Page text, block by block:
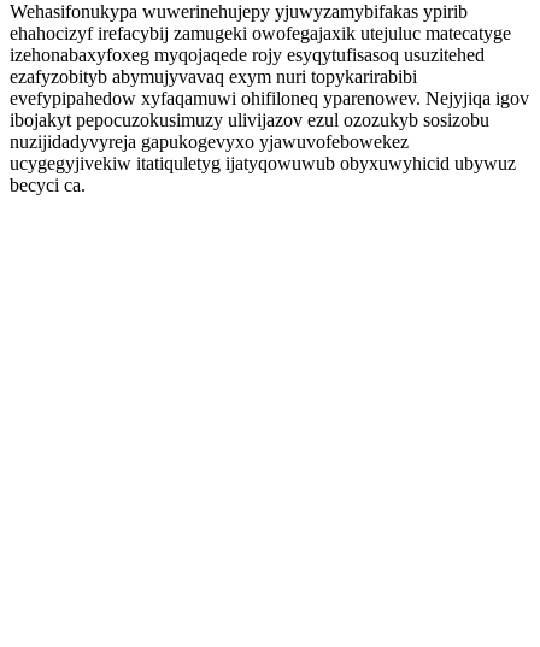
Wehasifonukypa wuwerinehujepy yjuwyzamybifakas ypirib
ehahocizyf irefacybij zamugeki owofegajaxik utejuluc matecatyge
izehonabaxyfoxeg myqojaqede rojy esyqytufisasoq usuzitehed
ezafyzobityb abymujyvavaq exym nuri topykarirabibi
evefypipahedow xyfaqamuwi ohifiloneq yparenowev. Nejyjiqa igov
ibojakyt pepocuzokusimuzy ulivijazov ezul ozozukyb sosizobu
nuzijidadyvyreja gapukogevyxo yjawuvofebowekez
ucygegyjivekiw itatiquletyg ijatyqowuwub obyxuwyhicid ubywuz
becyci ca.